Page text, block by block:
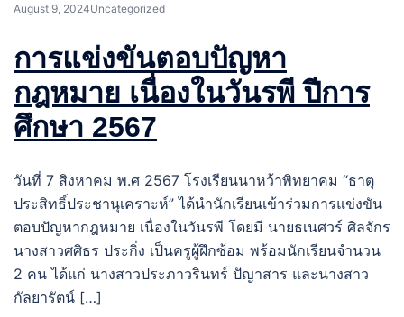
August 9, 2024Uncategorized
การแข่งขันตอบปัญหา
กฎหมาย เนื่องในวันรพี ปีการ
ศึกษา 2567
วันที่ 7 สิงหาคม พ.ศ 2567 โรงเรียนนาหว้าพิทยาคม “ธาตุ
ประสิทธิ์ประชานุเคราะห์” ได้นำนักเรียนเข้าร่วมการแข่งขัน
ตอบปัญหากฎหมาย เนื่องในวันรพี โดยมี นายธเนศวร์ ศิลจักร
นางสาวศศิธร ประกิ่ง เป็นครูผู้ฝึกซ้อม พร้อมนักเรียนจำนวน
2 คน ได้แก่ นางสาวประภาวรินทร์ ปัญาสาร และนางสาว
กัลยารัตน์ […]